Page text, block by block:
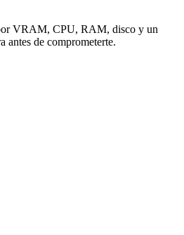
VRAM, CPU, RAM, disco y un
antes de comprometerte.